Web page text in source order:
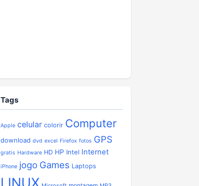
Tags
Apple celular colorir Computer
download dvd excel Firefox fotos GPS
gratis Hardware HD HP Intel Internet
iPhone jogo Games Laptops
LINUX